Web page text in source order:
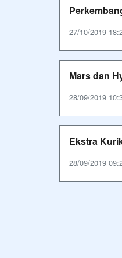
27/10/2019
Mars dan
28/09/2019
Ekstra
28/09/2019